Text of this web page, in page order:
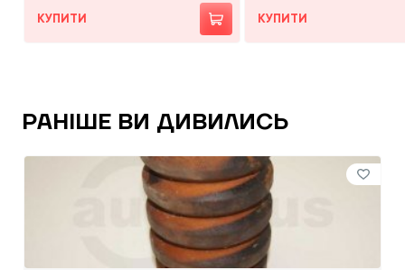
КУПИТИ КУПИТИ
РАНІШЕ ВИ ДИВИЛИСЬ